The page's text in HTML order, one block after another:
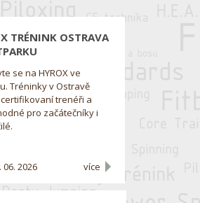
TRÉNINK OSTRAVA
se na HYROX ve
Tréninky v Ostravě
trenéři a
pro začátečníky i
06. 2026 více